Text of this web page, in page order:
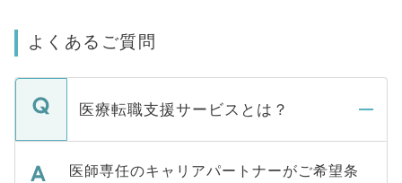
よくあるご質問
医療転職支援サービスとは？
医師専任のキャリアパートナーがご希望条